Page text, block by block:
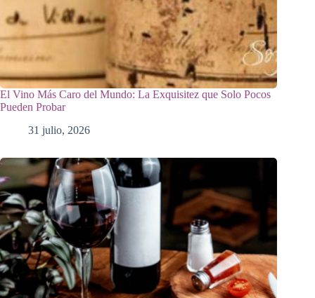
El Vino Más Caro del Mundo: La Exquisitez que Solo Pocos
Pueden Probar
31 julio, 2026